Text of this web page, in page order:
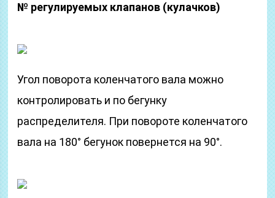
№ регулируемых клапанов (кулачков)
Угол поворота коленчатого вала можно
контролировать и по бегунку
распределителя. При повороте коленчатого
вала на 180° бегунок повернется на 90°.